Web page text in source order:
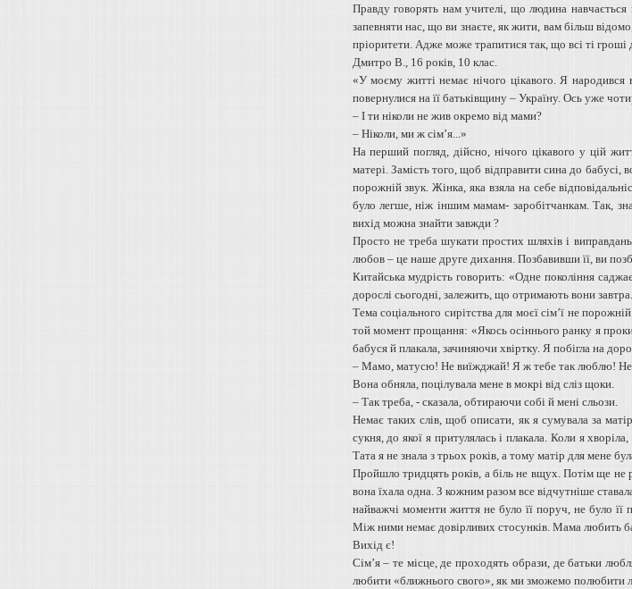
Правду говорять нам учителі, що людина
запевняти нас, що ви знаєте, як жити, вам більш
пріоритети. Адже може трапитися так, що всі ті
Дмитро В., 16 років, 10 клас.
«У моєму житті немає нічого цікавого. Я
повернулися на її батьківщину – Україну. Ось уже
– І ти ніколи не жив окремо від мами?
– Ніколи, ми ж сім’я...»
На перший погляд, дійсно, нічого цікавого у цій
матері. Замість того, щоб відправити сина до бабусі,
порожній звук. Жінка, яка взяла на себе
було легше, ніж іншим мамам- заробітчанкам. Так,
вихід можна знайти завжди ?
Просто не треба шукати простих шляхів і
любов – це наше друге дихання. Позбавивши її, ви
Китайська мудрість говорить: «Одне покоління
дорослі сьогодні, залежить, що отримають вони завтра.
Тема соціального сирітства для моєї сім’ї не
той момент прощання: «Якось осіннього ранку я
бабуся й плакала, зачиняючи хвіртку. Я побігла на
– Мамо, матусю! Не виїжджай! Я ж тебе так люблю!
Вона обняла, поцілувала мене в мокрі від сліз щоки.
– Так треба, - сказала, обтираючи собі й мені сльози.
Немає таких слів, щоб описати, як я сумувала за
сукня, до якої я притулялась і плакала. Коли я
Тата я не знала з трьох років, а тому матір для мене
Пройшло тридцять років, а біль не вщух. Потім ще не
вона їхала одна. З кожним разом все відчутніше
найважчі моменти життя не було її поруч, не було
Між ними немає довірливих стосунків. Мама любить
Вихід є!
Сім’я – те місце, де проходять образи, де батьки
любити «ближнього свого», як ми зможемо полюбити